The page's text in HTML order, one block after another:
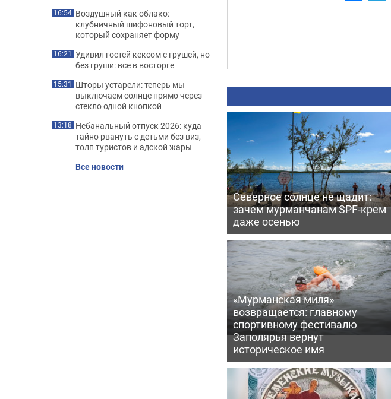
Северное солнце не щадит:
зачем мурманчанам SPF-крем
даже осенью
«Мурманская миля»
возвращается: главному
спортивному фестивалю
Заполярья вернут
историческое имя
16:54 Воздушный как облако:
клубничный шифоновый торт,
который сохраняет форму
16:21 Удивил гостей кексом с грушей, но
без груши: все в восторге
15:31 Шторы устарели: теперь мы
выключаем солнце прямо через
стекло одной кнопкой
13:18 Небанальный отпуск 2026: куда
тайно рвануть с детьми без виз,
толп туристов и адской жары
Все новости